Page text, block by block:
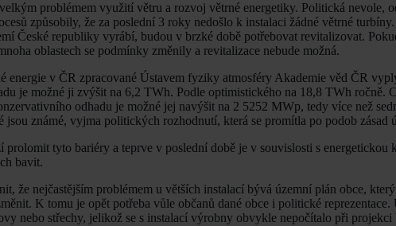
problémem využití větru a rozvoj větrné energetiky. Politická nevole,
způsobily, že za poslední 3 roky nedošlo k instalaci žádné větrné
České republiky vyrábí, budou v brzké době potřebovat revitalizovat.
oblastech se podmínky změnily a revitalizace nebude možná.
energie v ČR zpracované Ústavem fyziky atmosféry Akademie věd ČR
je možné ji zvýšit na 6,2 TWh. Podle optimistického na 18,8 TWh
odhadu je možné jej navýšit na 2 5252 MWp, tedy více než
jsou známé, vyjma politických rozhodnutí, která se promítla po podob zásad
prolomit tyto bariéry a teprve v poslední době je v souvislosti s energetickou
bavit.
že nejčastějším problémem u větších instalací bývá územní plán obce,
K tomu je opět potřeba vůle občanů dané obce i politické
nebo střechy, jelikož se s instalací výrobny obvykle nepočítalo při projekci